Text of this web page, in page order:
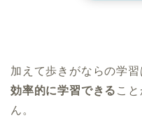
加えて歩きがならの学習
効率的に学習できる こ
ん。